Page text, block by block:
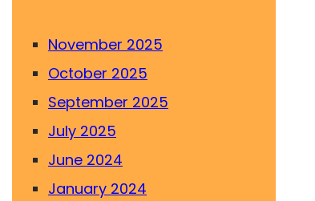
November 2025
October 2025
September 2025
July 2025
June 2024
January 2024